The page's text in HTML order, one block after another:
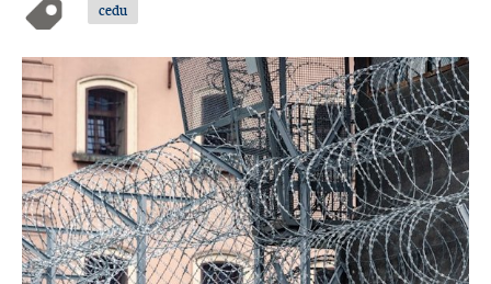
cedu